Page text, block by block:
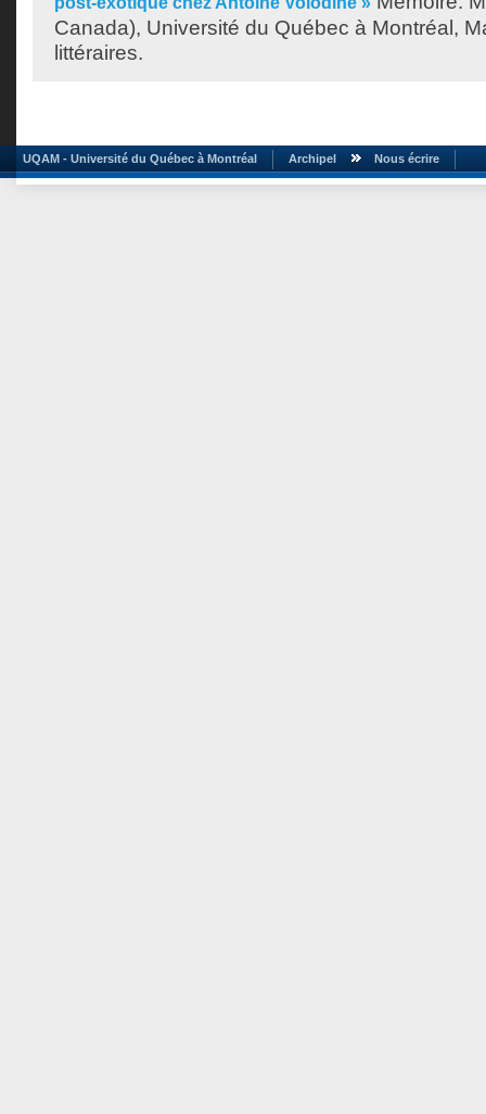
Canada), Université du Québec à Montréal,
littéraires.
UQAM - Université du Québec à Montréal Archipel Nous écrire